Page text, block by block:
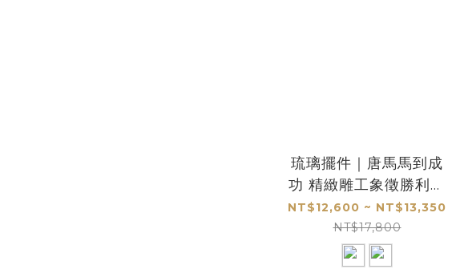
琉璃擺件｜唐馬馬到成
功 精緻雕工象徵勝利與
開運賀禮首選
NT$12,600 ~ NT$13,350
NT$17,800